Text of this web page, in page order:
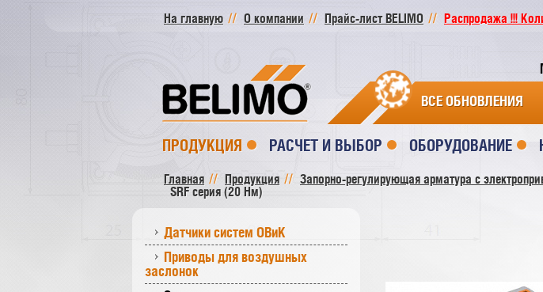
На главную О компании Прайс-лист BELIMO
Распродажа !!!
ВСЕ ОБНОВЛЕНИЯ
ПРОДУКЦИЯ РАСЧЕТ И ВЫБОР ОБОРУДОВАНИЕ
Главная Продукция Запорно-регулирующая арматура с
SRF серия (20 Нм)
Датчики систем ОВиК
Приводы для воздушных
заслонок